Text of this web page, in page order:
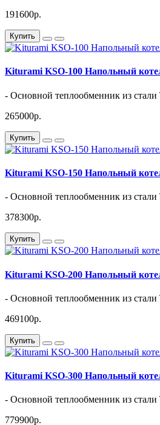
191600р.
Купить
Kiturami KSO-100 Напольный
- Основной теплообменник из
265000р.
Купить
Kiturami KSO-150 Напольный
- Основной теплообменник из
378300р.
Купить
Kiturami KSO-200 Напольный
- Основной теплообменник из
469100р.
Купить
Kiturami KSO-300 Напольный
- Основной теплообменник из
779900р.